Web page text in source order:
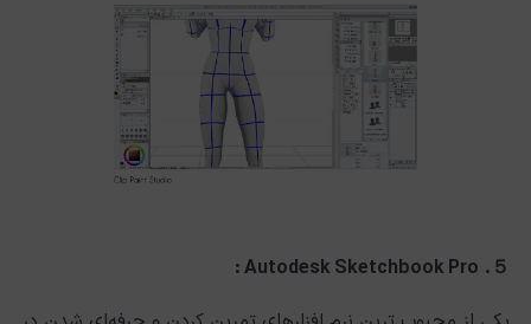
５.
Autodesk Sketchbook Pro :